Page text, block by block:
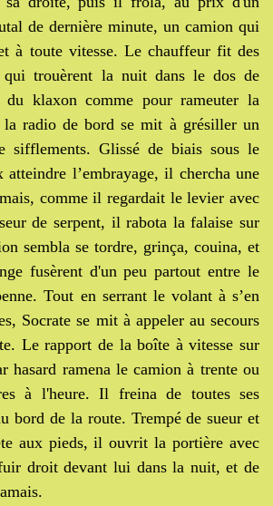
de dernière minute, un camion qui
à toute vitesse. Le chauffeur fit des
qui trouèrent la nuit dans le dos de
du klaxon comme pour rameuter la
la radio de bord se mit à grésiller un
sifflements. Glissé de biais sous le
l’embrayage, il chercha une
comme il regardait le levier avec
de serpent, il rabota la falaise sur
sembla se tordre, grinça, couina, et
fusèrent d'un peu partout entre le
Tout en serrant le volant à s’en
Socrate se mit à appeler au secours
Le rapport de la boîte à vitesse sur
hasard ramena le camion à trente ou
à l'heure. Il freina de toutes ses
bord de la route. Trempé de sueur et
aux pieds, il ouvrit la portière avec
droit devant lui dans la nuit, et de